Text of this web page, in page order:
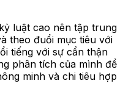
luật cao nên tập trung
theo đuổi mục tiêu với
tiếng với sự cẩn thận
phân tích của mình để
minh và chi tiêu hợp